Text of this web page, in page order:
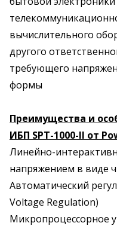
вычислительного
другого
требующего
формы
Преимущества и
ИБП SPT-1000-II от
Линейно-
напряжением в виде
Автоматический
Voltage Regulation)
Микропроцессорное